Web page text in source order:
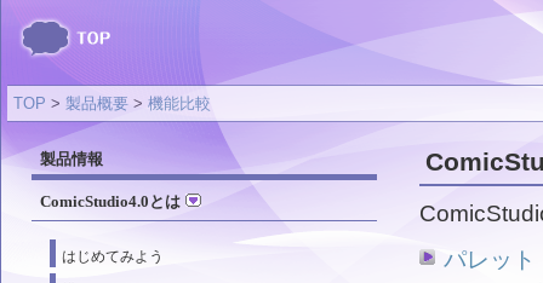
TOP > 製品概要 > 機能比較
製品情報
ComicStudio4.0とは
はじめてみよう
パレット